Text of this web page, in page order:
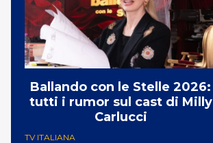
Ballando con le Stelle 2026:
tutti i rumor sul cast di Milly
Carlucci
TV ITALIANA